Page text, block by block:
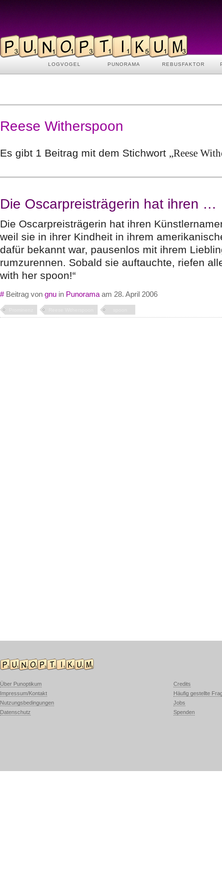
LOGVOGEL PUNORAMA REBUSFAKTOR
Reese Witherspoon
Es gibt 1 Beitrag mit dem Stichwort „Reese
Die Oscarpreisträgerin hat ihren …
Die Oscarpreisträgerin hat ihren
weil sie in ihrer Kindheit in ihrem
dafür bekannt war, pausenlos mit ihrem
rumzurennen. Sobald sie auftauchte, riefen
with her spoon!“
#Beitrag von gnu in Punorama am 28. April 2006
Über Punoptikum
Impressum/Kontakt
Nutzungsbedingungen
Datenschutz
Credits
Häufig gestellte
Jobs
Spenden